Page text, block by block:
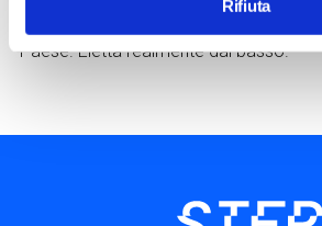
Rifiuta
Paese. Eletta realmente dal basso.